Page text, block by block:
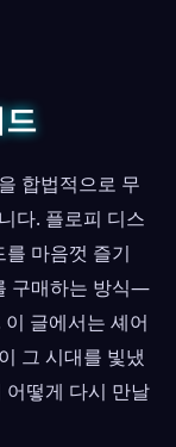
합법적으로 무
다. 플로피 디스
마음껏 즐기
구매하는 방식—
글에서는 셰어
그 시대를 빛냈
어떻게 다시 만날